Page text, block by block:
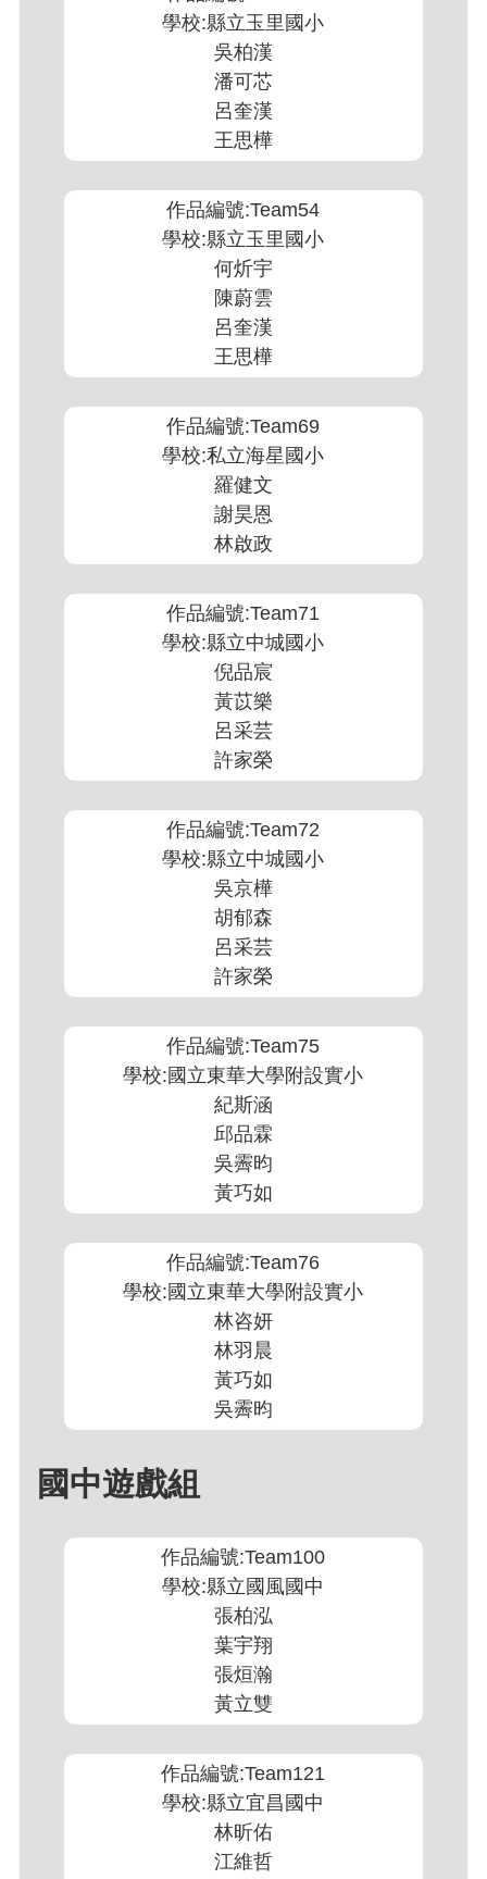
學校:縣立玉里國小
吳柏漢
潘可芯
呂奎漢
王思樺
作品編號:Team54
學校:縣立玉里國小
何炘宇
陳蔚雲
呂奎漢
王思樺
作品編號:Team69
學校:私立海星國小
羅健文
謝昊恩
林啟政
作品編號:Team71
學校:縣立中城國小
倪品宸
黃苡樂
呂采芸
許家榮
作品編號:Team72
學校:縣立中城國小
吳京樺
胡郁森
呂采芸
許家榮
作品編號:Team75
學校:國立東華大學附設實小
紀斯涵
邱品霖
吳霽昀
黃巧如
作品編號:Team76
學校:國立東華大學附設實小
林咨妍
林羽晨
黃巧如
吳霽昀
國中遊戲組
作品編號:Team100
學校:縣立國風國中
張柏泓
葉宇翔
張烜瀚
黃立雙
作品編號:Team121
學校:縣立宜昌國中
林昕佑
江維哲